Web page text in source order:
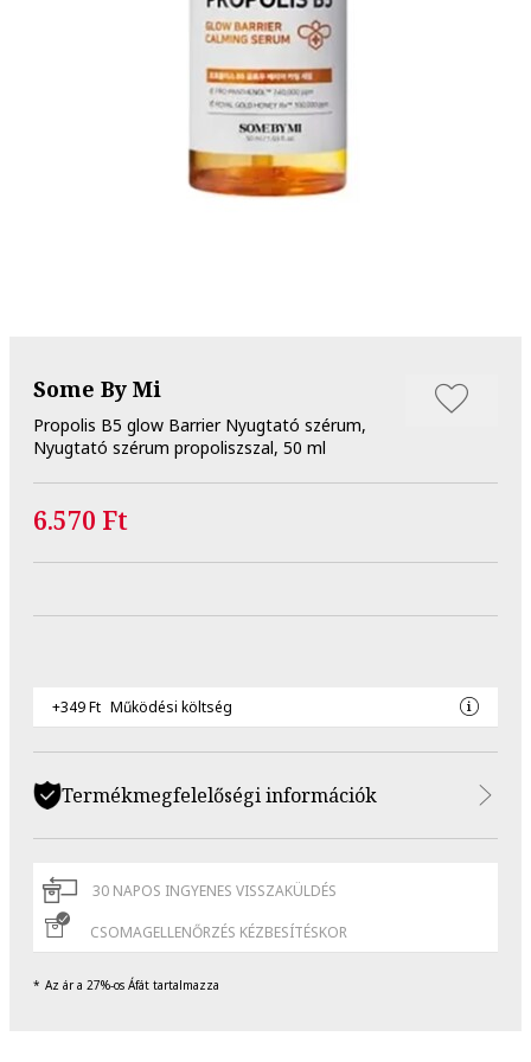
Some By Mi
Propolis B5 glow Barrier Nyugtató szérum,
Nyugtató szérum propoliszszal, 50 ml
6.570 Ft
+349 Ft Működési költség
Termékmegfelelőségi információk
30 NAPOS INGYENES VISSZAKÜLDÉS
CSOMAGELLENŐRZÉS KÉZBESÍTÉSKOR
Az ár a 27%-os Áfát tartalmazza